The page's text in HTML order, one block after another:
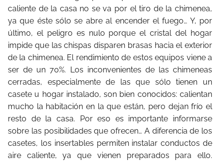
caliente de la casa no se va por el tiro de la chimenea,
ya que éste sólo se abre al encender el fuego… Y, por
último, el peligro es nulo porque el cristal del hogar
impide que las chispas disparen brasas hacia el exterior
de la chimenea. El rendimiento de estos equipos viene a
ser de un 70%. Los inconvenientes de las chimeneas
cerradas, especialmente de las que sólo tienen un
casete u hogar instalado, son bien conocidos: calientan
mucho la habitación en la que están, pero dejan frío el
resto de la casa. Por eso es importante informarse
sobre las posibilidades que ofrecen… A diferencia de los
casetes, los insertables permiten instalar conductos de
aire caliente, ya que vienen preparados para ello.